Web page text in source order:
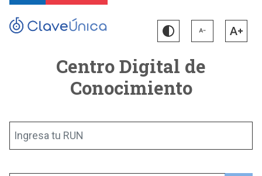
Centro Digital de
Conocimiento
Ingresa tu RUN